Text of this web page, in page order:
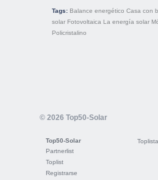
Tags: Balance energético Casa con
solar Fotovoltaica La energía solar
Policristalino
© 2026 Top50-Solar
Top50-Solar
Partnerlist
Toplist
Registrarse
Toplista